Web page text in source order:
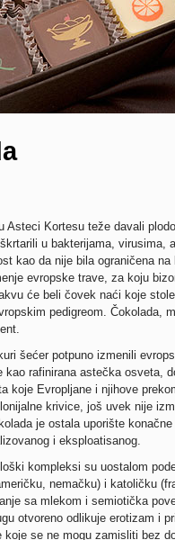
Asteci Kortesu teže davali
u bakterijama, virusima,
kao da nije bila ograničena
evropske trave, za koju
će beli čovek naći koje
pedigreom. Čokolada,
šećer potpuno izmenili
kao rafinirana astečka osveta,
koje Evropljane i njihove
krivice, još uvek nije
je ostala uporište
i eksploatisanog.
kompleksi su uostalom
nemačku) i katoličku
sa mlekom i semiotička
otvoreno odlikuje erotizam i
koje se ne mogu zamisliti bez